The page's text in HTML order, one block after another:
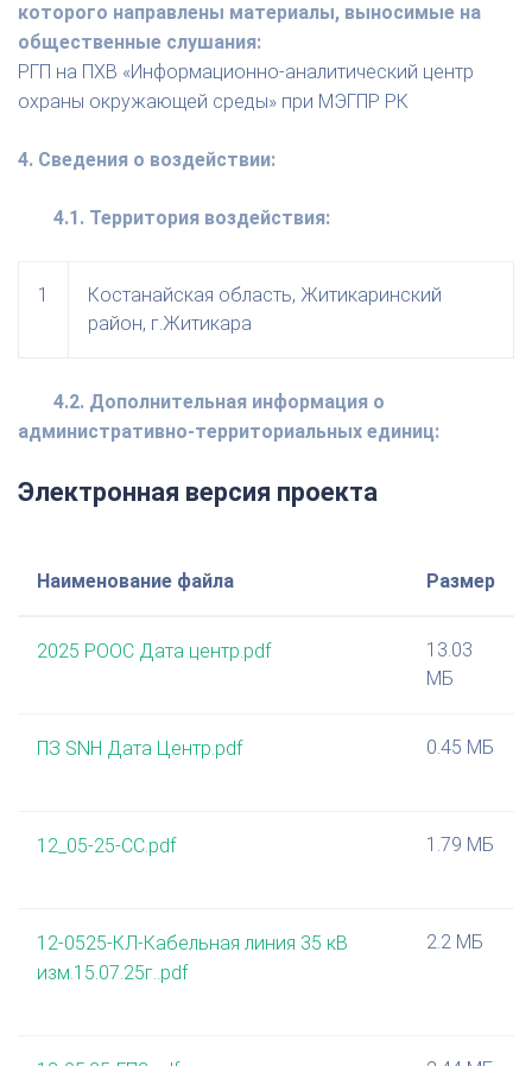
которого направлены материалы, выносимые на
общественные слушания:
РГП на ПХВ «Информационно-аналитический центр
охраны окружающей среды» при МЭГПР РК
4. Сведения о воздействии:
4.1. Территория воздействия:
1
Костанайская область, Житикаринский
район, г.Житикара
4.2. Дополнительная информация о
административно-территориальных единиц:
Электронная версия проекта
Наименование файла Размер
2025 РООС Дата центр.pdf
13.03
МБ
ПЗ SNH Дата Центр.pdf 0.45 МБ
12_05-25-СС.pdf 1.79 МБ
12-0525-КЛ-Кабельная линия 35 кВ
изм.15.07.25г..pdf
2.2 МБ